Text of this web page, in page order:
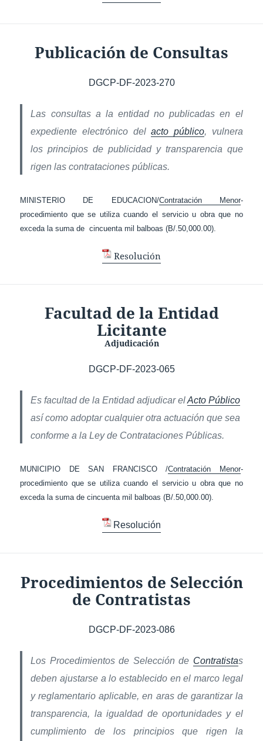
Publicación de Consultas
DGCP-DF-2023-270
Las consultas a la entidad no publicadas en el
expediente electrónico delacto público, vulnera
los principios de publicidad y transparencia que
rigen las contrataciones públicas.
MINISTERIO DE EDUCACION/Contratación Menor-
procedimiento que se utiliza cuando el servicio u obra que no
exceda la suma de cincuenta mil balboas (B/.50,000.00).
Resolución
Facultad de la Entidad
Licitante
Adjudicación
DGCP-DF-2023-065
Es facultad de la Entidad adjudicar elActo Público
así como adoptarcualquier otra actuación que sea
conforme a la Ley de Contrataciones Públicas.
MUNICIPIO DE SAN FRANCISCO /Contratación Menor-
procedimiento que se utiliza cuando el servicio u obra que no
exceda la suma de cincuenta mil balboas (B/.50,000.00).
Resolución
Procedimientos de Selección
de Contratistas
DGCP-DF-2023-086
Los Procedimientos de Selección de Contratistas
deben ajustarse a lo establecido en el marco legal
y reglamentario aplicable, en aras de garantizar la
transparencia, la igualdad de oportunidades y el
cumplimiento de los principios que rigen la